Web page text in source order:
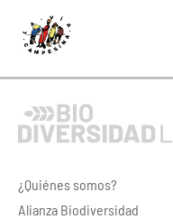
¿Quiénes somos?
Alianza Biodiversidad